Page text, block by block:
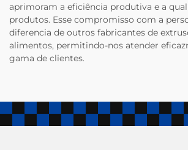
aprimoram a eficiência produtiva e a
produtos. Esse compromisso com a
diferencia de outros fabricantes de
alimentos, permitindo-nos atender
gama de clientes.